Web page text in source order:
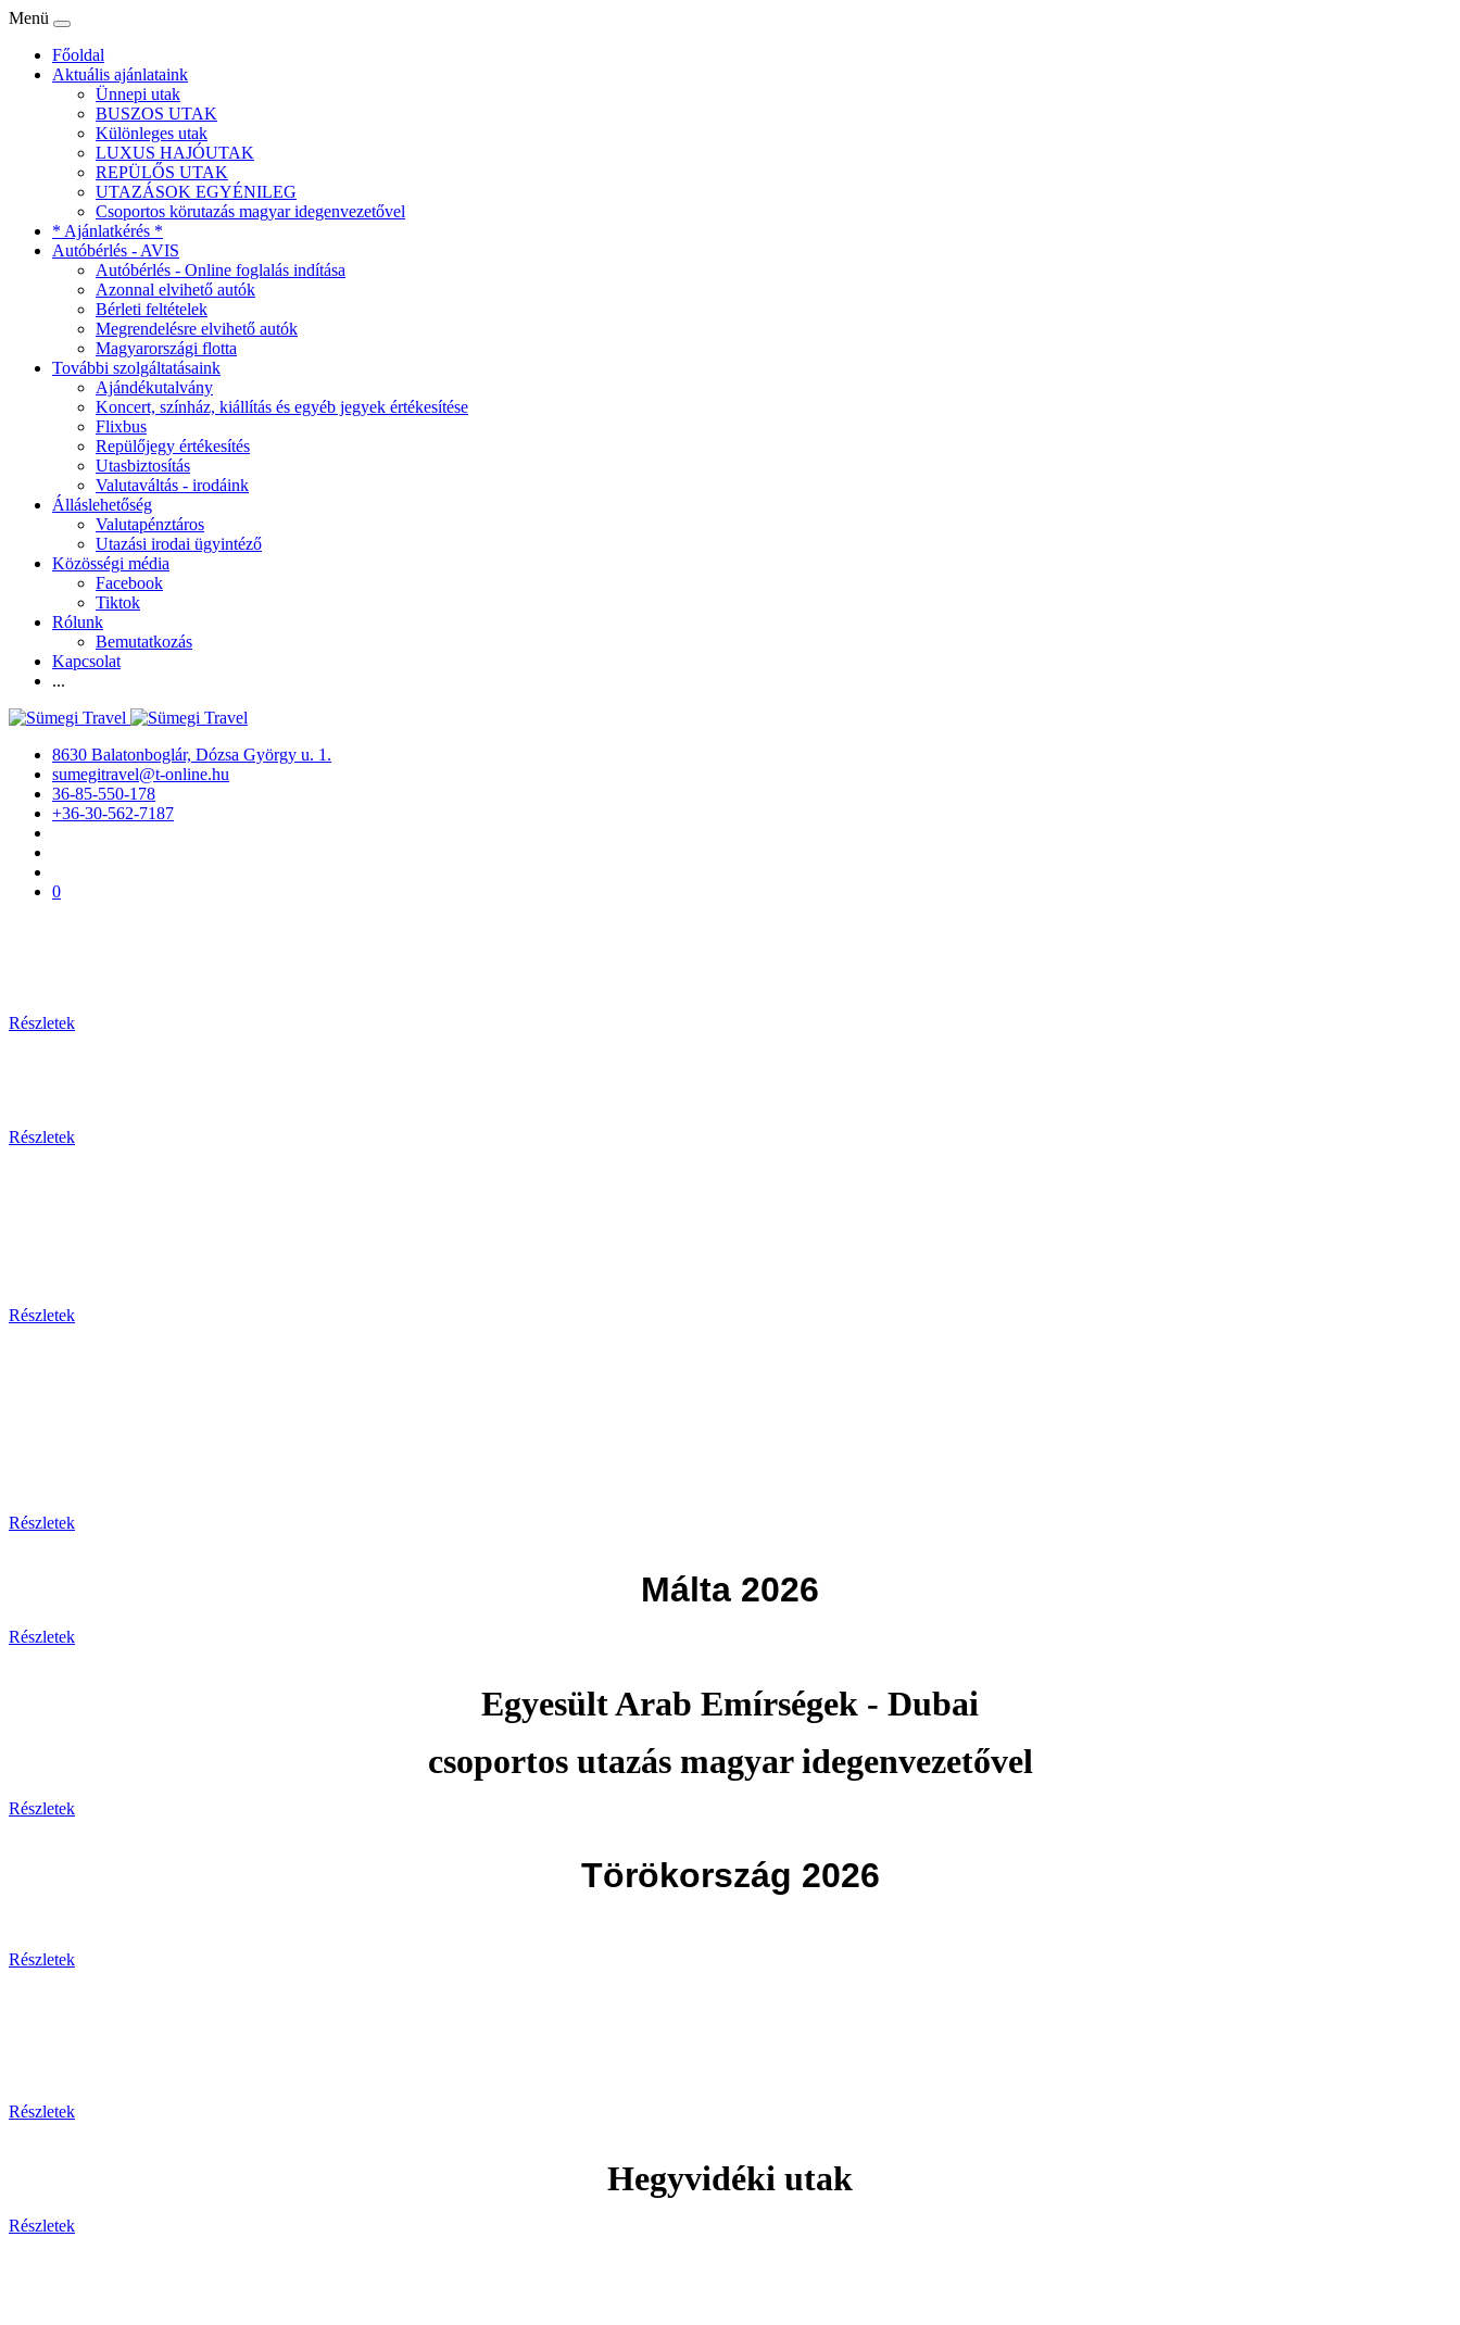
Menü
Főoldal
Aktuális ajánlataink
Ünnepi utak
BUSZOS UTAK
Különleges utak
LUXUS HAJÓUTAK
REPÜLŐS UTAK
UTAZÁSOK EGYÉNILEG
Csoportos körutazás magyar idegenvezetővel
* Ajánlatkérés *
Autóbérlés - AVIS
Autóbérlés - Online foglalás indítása
Azonnal elvihető autók
Bérleti feltételek
Megrendelésre elvihető autók
Magyarországi flotta
További szolgáltatásaink
Ajándékutalvány
Koncert, színház, kiállítás és egyéb jegyek értékesítése
Flixbus
Repülőjegy értékesítés
Utasbiztosítás
Valutaváltás - irodáink
Álláslehetőség
Valutapénztáros
Utazási irodai ügyintéző
Közösségi média
Facebook
Tiktok
Rólunk
Bemutatkozás
Kapcsolat
...
8630 Balatonboglár, Dózsa György u. 1.
sumegitravel@t-online.hu
36-85-550-178
+36-30-562-7187
0
Részletek
Részletek
Részletek
Részletek
Málta 2026
Részletek
Egyesült Arab Emírségek - Dubai
csoportos utazás magyar idegenvezetővel
Részletek
Törökország 2026
Részletek
Részletek
Hegyvidéki utak
Részletek